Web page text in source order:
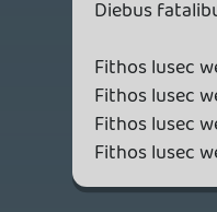
Matyiman 2015.06.15
legyen.